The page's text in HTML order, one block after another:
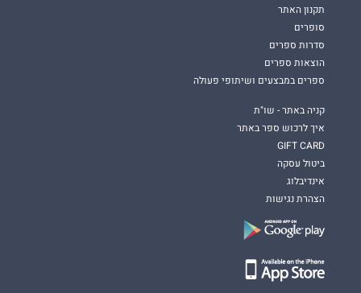
תקנון האתר
סופרים
סדרות ספרים
הוצאות ספרים
ספרים במבצעים ושיתופי פעולה
קניה באתר - שו"ת
איך לרכוש ספר באתר
GIFT CARD
ביטול עסקה
אינדיבלוג
הצהרת נגישות